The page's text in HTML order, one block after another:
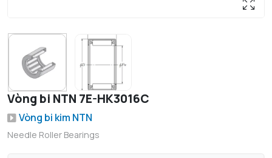
Vòng bi NTN 7E-HK3016C
Vòng bi kim NTN
Needle Roller Bearings